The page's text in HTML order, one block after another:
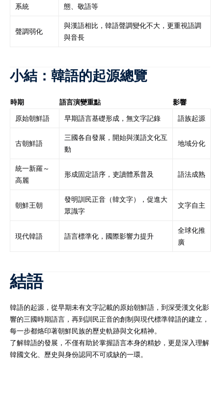
系統
態、敬語等
聲調弱化
與漢語相比，韓語聲調變化不大，更重視語調
與音長
小結：韓語的起源總覽
時期 語言演變重點
影響
原始朝鮮語
早期語言基礎形成，無文字記錄 語族起源
古朝鮮語
三國各自發展，開始與漢語文化互
動
地域分化
統一新羅～
高麗
形成固定語序，吏讀體系普及 語法成熟
朝鮮王朝
發明訓民正音（韓文字），促進大
眾識字
文字自主
現代韓語 語言標準化，國際影響力提升
全球化推
廣
結語
韓語的起源，從早期未有文字記載的原始朝鮮語，到深受漢文化影
響的三國時期語言，再到訓民正音的創制與現代標準韓語的建立，
每一步都烙印著朝鮮民族的歷史軌跡與文化精神。
了解韓語的發展，不僅有助於掌握語言本身的精妙，更是深入理解
韓國文化、歷史與身份認同不可或缺的一環。